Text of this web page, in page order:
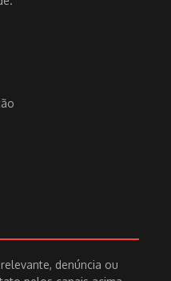
denúncia ou